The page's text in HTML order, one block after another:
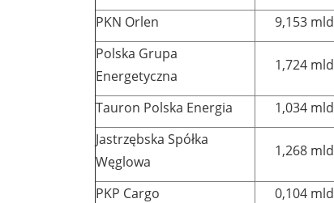
PKN Orlen
9,153 mld
Polska Grupa
Energetyczna
1,724 mld
Tauron Polska Energia 1,034 mld
Jastrzębska Spółka
Węglowa
1,268 mld
PKP Cargo 0,104 mld